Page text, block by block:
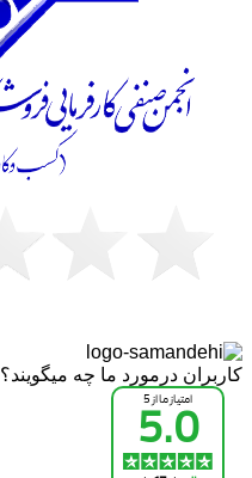
کاربران درمورد ما چه میگویند؟